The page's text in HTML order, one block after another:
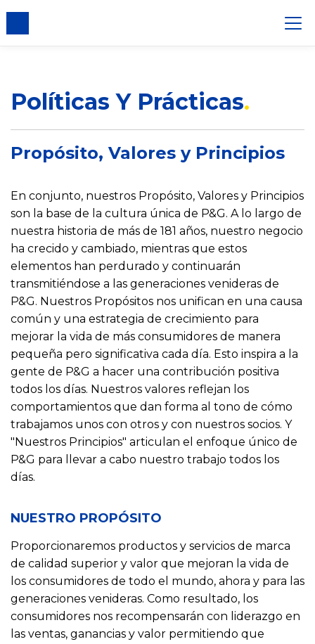
Políticas Y Prácticas
Propósito, Valores y Principios
En conjunto, nuestros Propósito, Valores y Principios
son la base de la cultura única de P&G. A lo largo de
nuestra historia de más de 181 años, nuestro negocio
ha crecido y cambiado, mientras que estos
elementos han perdurado y continuarán
transmitiéndose a las generaciones venideras de
P&G. Nuestros Propósitos nos unifican en una causa
común y una estrategia de crecimiento para
mejorar la vida de más consumidores de manera
pequeña pero significativa cada día. Esto inspira a la
gente de P&G a hacer una contribución positiva
todos los días. Nuestros valores reflejan los
comportamientos que dan forma al tono de cómo
trabajamos unos con otros y con nuestros socios. Y
"Nuestros Principios" articulan el enfoque único de
P&G para llevar a cabo nuestro trabajo todos los
días.
NUESTRO PROPÓSITO
Proporcionaremos productos y servicios de marca
de calidad superior y valor que mejoran la vida de
los consumidores de todo el mundo, ahora y para las
generaciones venideras. Como resultado, los
consumidores nos recompensarán con liderazgo en
las ventas, ganancias y valor permitiendo que